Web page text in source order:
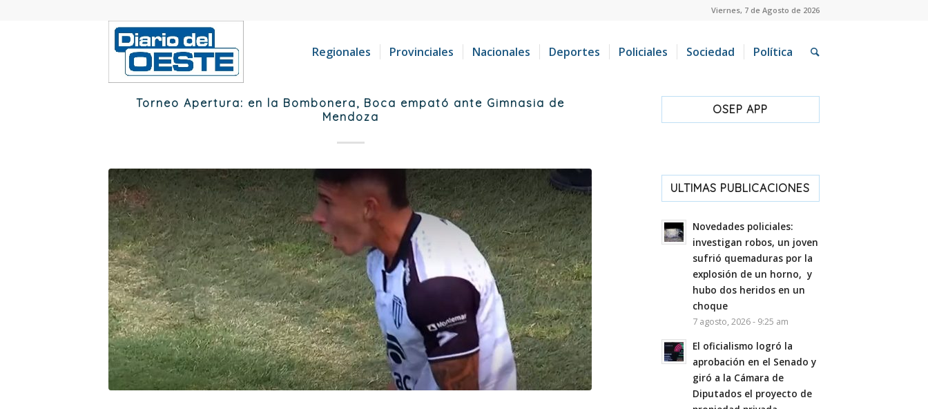
Viernes, 7 de Agosto de 2026
Regionales Provinciales Nacionales Deportes Policiales Sociedad Política
Torneo Apertura: en la Bombonera, Boca empató ante Gimnasia de
Mendoza
OSEP APP
ULTIMAS PUBLICACIONES
Novedades policiales:
investigan robos, un joven
sufrió quemaduras por la
explosión de un horno, y
hubo dos heridos en un
choque
7 agosto, 2026 - 9:25 am
El oficialismo logró la
aprobación en el Senado y
giró a la Cámara de
Diputados el proyecto de